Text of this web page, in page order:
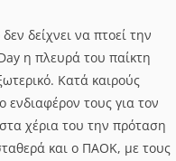
δείχνει να πτοεί την
η πλευρά του παίκτη
Κατά καιρούς
ενδιαφέρον τους για τον
χέρια του την πρόταση
και ο ΠΑΟΚ, με τους